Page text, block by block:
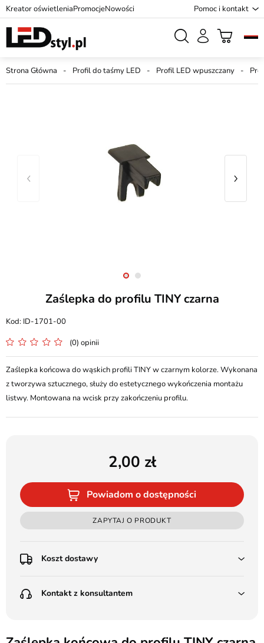
Kreator oświetleniaPromocjeNowości Pomoc i kontakt
Strona Główna Profil do taśmy LED Profil LED wpuszczany
Zaślepka do profilu TINY czarna
ID-1701-00
(0) opinii
Zaślepka końcowa do wąskich profili TINY w czarnym kolorze. Wykonana
z tworzywa sztucznego, służy do estetycznego wykończenia montażu
listwy. Montowana na wcisk przy zakończeniu profilu.
2,00
Powiadom o dostępności
ZAPYTAJ O PRODUKT
Koszt dostawy
Poczta Polska Kurier 48H - 11 zł
(od 1000 zł dla gabarytów, nie dotyczy produktów 3m)
Kontakt z konsultantem
Batalionów Chłopskich 12, 94-058 Łódź